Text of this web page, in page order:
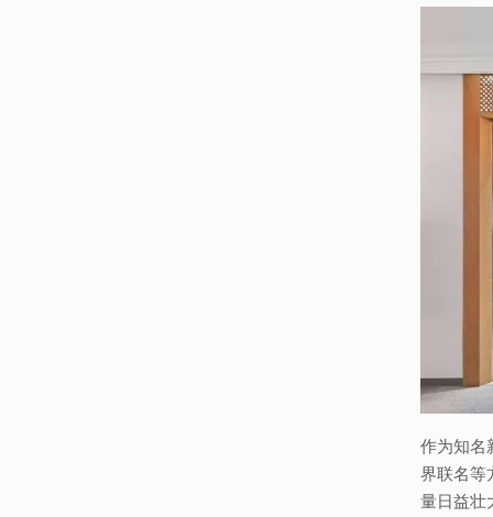
作为知名
界联名等
量日益壮